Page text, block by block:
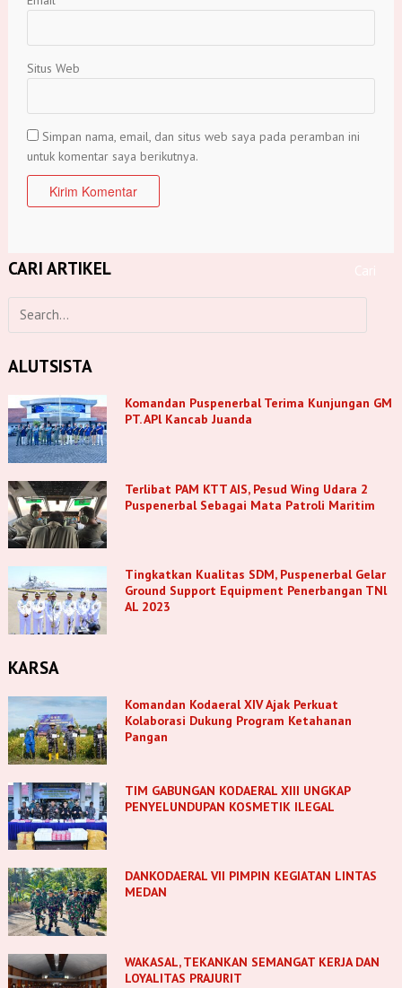
Situs Web
Simpan nama, email, dan situs web saya pada peramban ini
untuk komentar saya berikutnya.
CARI ARTIKEL
ALUTSISTA
Komandan Puspenerbal Terima Kunjungan GM
PT. APl Kancab Juanda
Terlibat PAM KTT AIS, Pesud Wing Udara 2
Puspenerbal Sebagai Mata Patroli Maritim
Tingkatkan Kualitas SDM, Puspenerbal Gelar
Ground Support Equipment Penerbangan TNl
AL 2023
KARSA
Komandan Kodaeral XIV Ajak Perkuat
Kolaborasi Dukung Program Ketahanan
Pangan
TIM GABUNGAN KODAERAL XIII UNGKAP
PENYELUNDUPAN KOSMETIK ILEGAL
DANKODAERAL VII PIMPIN KEGIATAN LINTAS
MEDAN
WAKASAL, TEKANKAN SEMANGAT KERJA DAN
LOYALITAS PRAJURIT